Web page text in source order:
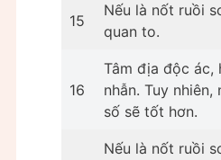
15
Nếu là nốt ruồi
quan to.
16
Tâm địa độc ác,
nhẫn. Tuy
số sẽ tốt hơn.
Nếu là nốt ruồi